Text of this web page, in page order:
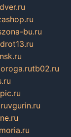
bu.ru
tb02.ru
vgurin.ru